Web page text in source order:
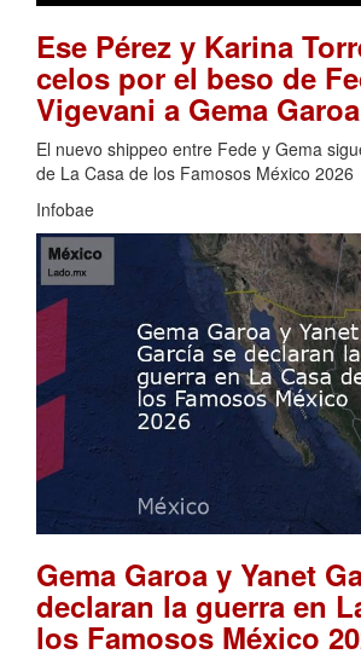
Ese Pérez y Karina
celos por el beso de
Vigevani a Gema Garoa
El nuevo shippeo entre Fede y Gema
de La Casa de los Famosos México 2026
Infobae
Gema Garoa y Yanet
declaran la guerra en
los Famosos México